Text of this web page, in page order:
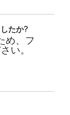
たか?
め、フ
い。